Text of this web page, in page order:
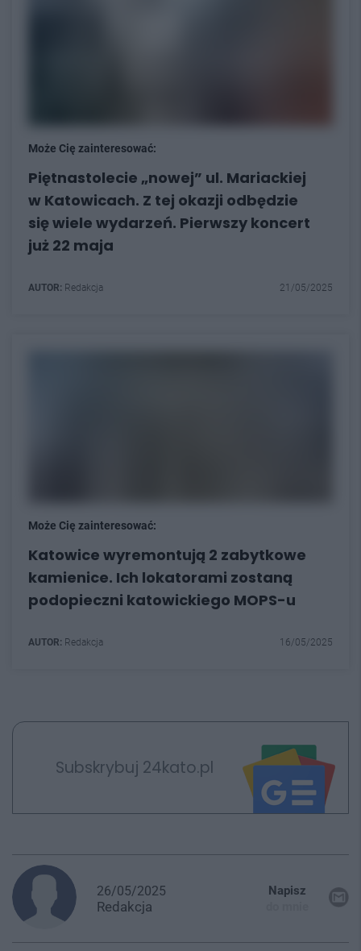
Może Cię zainteresować:
Piętnastolecie „nowej” ul. Mariackiej
w Katowicach. Z tej okazji odbędzie
się wiele wydarzeń. Pierwszy koncert
już 22 maja
AUTOR: Redakcja 21/05/2025
Może Cię zainteresować:
Katowice wyremontują 2 zabytkowe
kamienice. Ich lokatorami zostaną
podopieczni katowickiego MOPS-u
AUTOR: Redakcja 16/05/2025
Subskrybuj 24kato.pl
26/05/2025
Redakcja
Napisz